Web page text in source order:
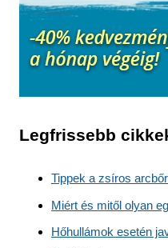
Legfrissebb
Tippek a zsíros
Miért és mitől olyan
Hőhullámok esetén